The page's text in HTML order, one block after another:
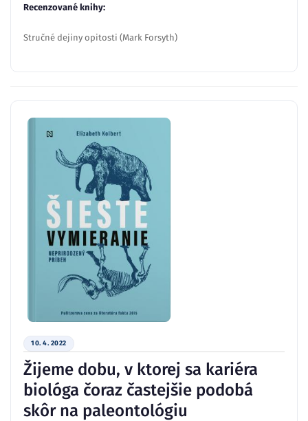
Recenzované knihy:
Stručné dejiny opitosti (Mark Forsyth)
10. 4. 2022
Žijeme dobu, v ktorej sa kariéra
biológa čoraz častejšie podobá
skôr na paleontológiu